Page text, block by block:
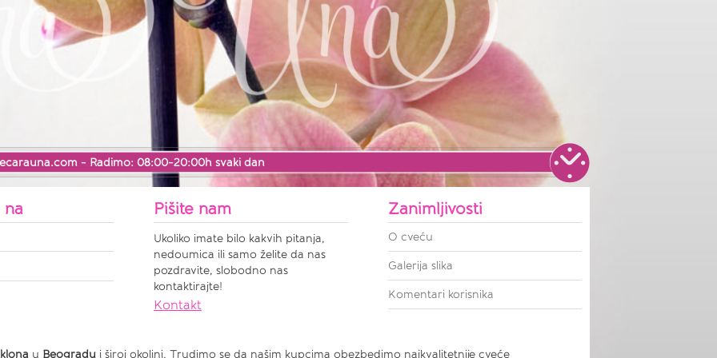
- Radimo: 08:00-20:00h svaki dan
na Pišite nam
Ukoliko imate bilo kakvih pitanja,
nedoumica ili samo želite da nas
pozdravite, slobodno nas
kontaktirajte!
Kontakt
Zanimljivosti
O cveću
Galerija slika
Komentari korisnika
u Beogradui široj okolini. Trudimo se da našim kupcima obezbedimo najkvalitetnije cveće